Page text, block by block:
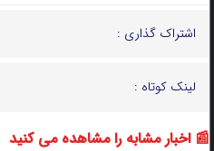
اشتراک گذاری :
لینک کوتاه :
📰 اخبار مشابه را مشاهده می کنید